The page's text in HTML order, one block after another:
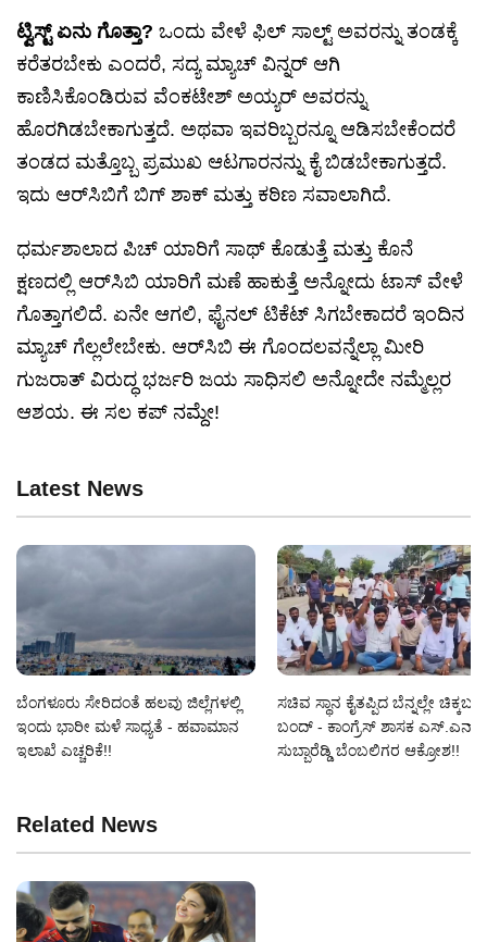
ಟ್ವಿಸ್ಟ್ ಏನು ಗೊತ್ತಾ? ಒಂದು ವೇಳೆ ಫಿಲ್ ಸಾಲ್ಟ್ ಅವರನ್ನು ತಂಡಕ್ಕೆ
ಕರೆತರಬೇಕು ಎಂದರೆ, ಸದ್ಯ ಮ್ಯಾಚ್ ವಿನ್ನರ್ ಆಗಿ
ಕಾಣಿಸಿಕೊಂಡಿರುವ ವೆಂಕಟೇಶ್ ಅಯ್ಯರ್ ಅವರನ್ನು
ಹೊರಗಿಡಬೇಕಾಗುತ್ತದೆ. ಅಥವಾ ಇವರಿಬ್ಬರನ್ನೂ ಆಡಿಸಬೇಕೆಂದರೆ
ತಂಡದ ಮತ್ತೊಬ್ಬ ಪ್ರಮುಖ ಆಟಗಾರನನ್ನು ಕೈ ಬಿಡಬೇಕಾಗುತ್ತದೆ.
ಇದು ಆರ್‌ಸಿಬಿಗೆ ಬಿಗ್ ಶಾಕ್ ಮತ್ತು ಕಠಿಣ ಸವಾಲಾಗಿದೆ.
ಧರ್ಮಶಾಲಾದ ಪಿಚ್ ಯಾರಿಗೆ ಸಾಥ್ ಕೊಡುತ್ತೆ ಮತ್ತು ಕೊನೆ
ಕ್ಷಣದಲ್ಲಿ ಆರ್‌ಸಿಬಿ ಯಾರಿಗೆ ಮಣೆ ಹಾಕುತ್ತೆ ಅನ್ನೋದು ಟಾಸ್ ವೇಳೆ
ಗೊತ್ತಾಗಲಿದೆ. ಏನೇ ಆಗಲಿ, ಫೈನಲ್ ಟಿಕೆಟ್ ಸಿಗಬೇಕಾದರೆ ಇಂದಿನ
ಮ್ಯಾಚ್ ಗೆಲ್ಲಲೇಬೇಕು. ಆರ್‌ಸಿಬಿ ಈ ಗೊಂದಲವನ್ನೆಲ್ಲಾ ಮೀರಿ
ಗುಜರಾತ್ ವಿರುದ್ಧ ಭರ್ಜರಿ ಜಯ ಸಾಧಿಸಲಿ ಅನ್ನೋದೇ ನಮ್ಮೆಲ್ಲರ
ಆಶಯ. ಈ ಸಲ ಕಪ್ ನಮ್ದೇ!
Latest News
ಬೆಂಗಳೂರು ಸೇರಿದಂತೆ ಹಲವು ಜಿಲ್ಲೆಗಳಲ್ಲಿ
ಇಂದು ಭಾರೀ ಮಳೆ ಸಾಧ್ಯತೆ - ಹವಾಮಾನ
ಇಲಾಖೆ ಎಚ್ಚರಿಕೆ!!
ಸಚಿವ ಸ್ಥಾನ ಕೈತಪ್ಪಿದ ಬೆನ್ನಲ್ಲೇ
ಬಂದ್ - ಕಾಂಗ್ರೆಸ್ ಶಾಸಕ ಎಸ್‌.ಎನ್‌.
ಸುಬ್ಬಾರೆಡ್ಡಿ ಬೆಂಬಲಿಗರ ಆಕ್ರೋಶ!!
Related News